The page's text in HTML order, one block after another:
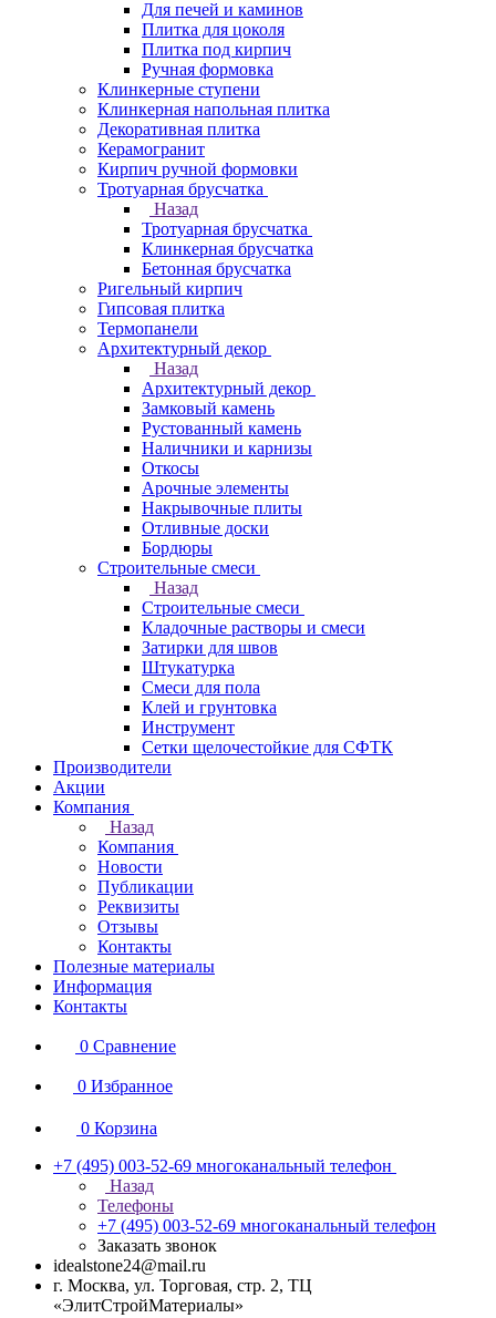
Для печей и каминов
Плитка для цоколя
Плитка под кирпич
Ручная формовка
Клинкерные ступени
Клинкерная напольная плитка
Декоративная плитка
Керамогранит
Кирпич ручной формовки
Тротуарная брусчатка
Назад
Тротуарная брусчатка
Клинкерная брусчатка
Бетонная брусчатка
Ригельный кирпич
Гипсовая плитка
Термопанели
Архитектурный декор
Назад
Архитектурный декор
Замковый камень
Рустованный камень
Наличники и карнизы
Откосы
Арочные элементы
Накрывочные плиты
Отливные доски
Бордюры
Строительные смеси
Назад
Строительные смеси
Кладочные растворы и смеси
Затирки для швов
Штукатурка
Смеси для пола
Клей и грунтовка
Инструмент
Сетки щелочестойкие для СФТК
Производители
Акции
Компания
Назад
Компания
Новости
Публикации
Реквизиты
Отзывы
Контакты
Полезные материалы
Информация
Контакты
0 Сравнение
0 Избранное
0 Корзина
+7 (495) 003-52-69 многоканальный телефон
Назад
Телефоны
+7 (495) 003-52-69 многоканальный телефон
Заказать звонок
idealstone24@mail.ru
г. Москва, ул. Торговая, стр. 2, ТЦ
«ЭлитСтройМатериалы»